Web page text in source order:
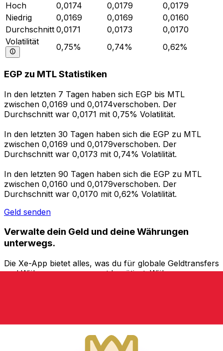
Hoch
0,0174 0,0179
0,0179
Niedrig
0,0169 0,0169
0,0160
Durchschnitt 0,0171 0,0173
0,0170
Volatilität
0,75% 0,74% 0,62%
EGP zu MTL Statistiken
In den letzten 7 Tagen haben sich EGP bis MTL
zwischen 0,0169 und 0,0174verschoben. Der
Durchschnitt war 0,0171 mit 0,75% Volatilität.
In den letzten 30 Tagen haben sich die EGP zu MTL
zwischen 0,0169 und 0,0179verschoben. Der
Durchschnitt war 0,0173 mit 0,74% Volatilität.
In den letzten 90 Tagen haben sich die EGP zu MTL
zwischen 0,0160 und 0,0179verschoben. Der
Durchschnitt war 0,0170 mit 0,62% Volatilität.
Geld senden
Verwalte dein Geld und deine Währungen
unterwegs.
Die Xe-App bietet alles, was du für globale Geldtransfers
und Währungsmanagement benötigst. Währungen